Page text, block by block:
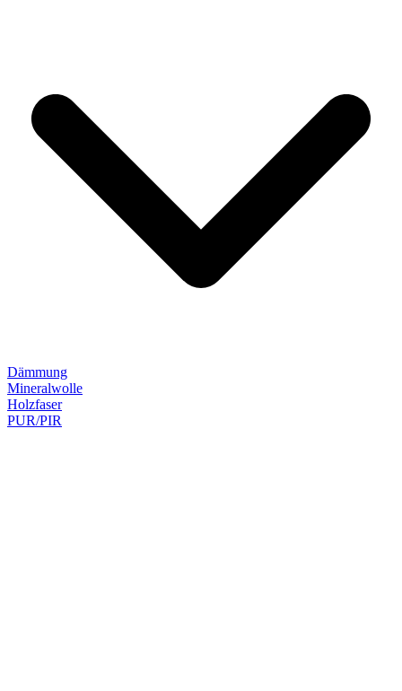
Dämmung
Mineralwolle
Holzfaser
PUR/PIR